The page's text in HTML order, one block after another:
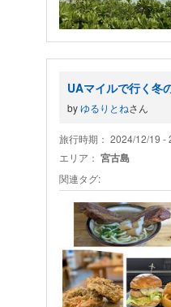
UAマイルで行く
byゆるりとねさん
旅行時期： 2024/12/19 -
エリア： 宮古島
関連タグ: